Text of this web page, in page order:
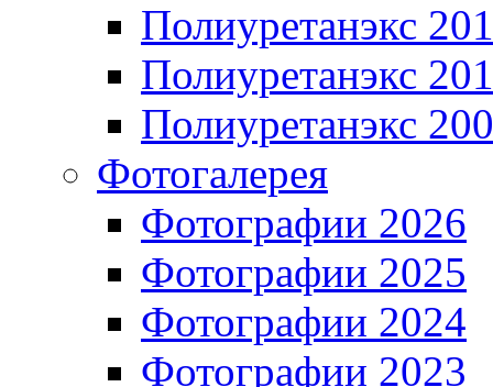
Полиуретанэкс
Полиуретанэкс
Полиуретанэкс
Фотогалерея
Фотографии 2026
Фотографии 2025
Фотографии 2024
Фотографии 2023